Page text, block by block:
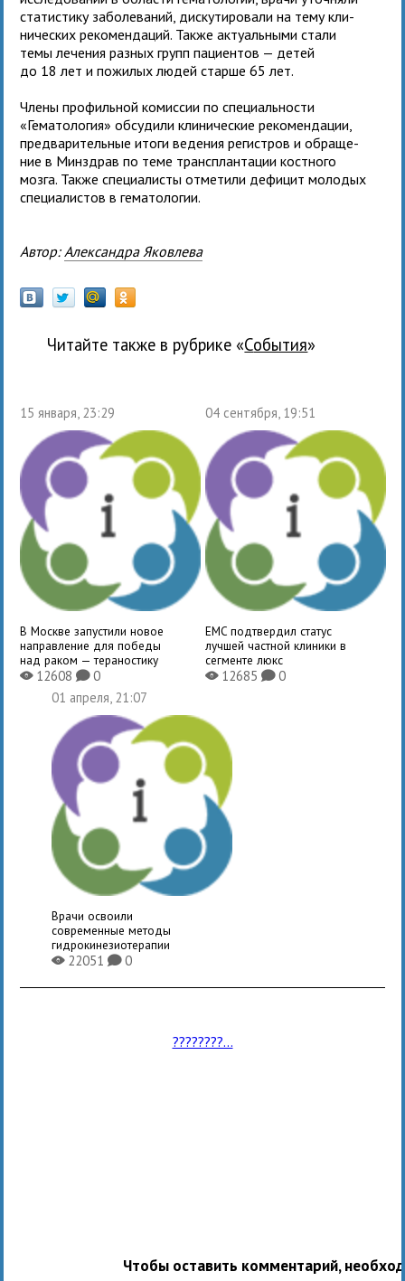
ста­ти­стику заболе­ва­ний, дис­ку­ти­ро­вали на тему кли­
ни­че­ских реко­мен­да­ций. Также акту­аль­ными стали
темы лече­ния раз­ных групп паци­ен­тов — детей
до 18 лет и пожи­лых людей старше 65 лет.
Члены про­филь­ной комис­сии по спе­ци­аль­но­сти
«Гематология» обсу­дили кли­ни­че­ские реко­мен­да­ции,
пред­ва­ри­тель­ные итоги веде­ния реги­стров и обра­ще­
ние в Минздрав по теме транс­план­та­ции кост­ного
мозга. Также спе­ци­а­ли­сты отме­тили дефи­цит моло­дых
спе­ци­а­ли­стов в гема­тологии.
Автор: Александра Яковлева
Читайте также в рубрике « события»
15 января, 23:29
В Москве запустили новое
направление для победы
над раком — тераностику
X12608K0
04 сентября, 19:51
EMC подтвердил статус
лучшей частной клиники в
сегменте люкс
X12685 K0
01 апреля, 21:07
Врачи освоили
современные методы
гидрокинезиотерапии
X22051K0
????????...
Чтобы оставить комментарий,